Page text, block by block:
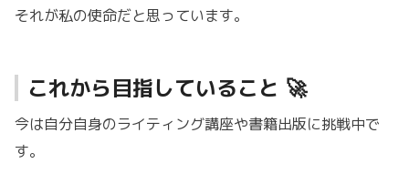
それが私の使命だと思っています。
これから目指していること 🚀
今は自分自身のライティング講座や書籍出版に挑戦中で
す。